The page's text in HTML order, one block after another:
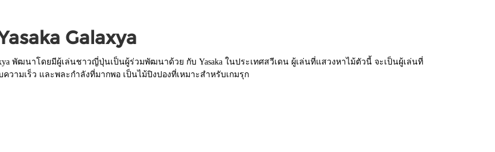
Galaxya
พัฒนาโดยมีผู้เล่นชาวญี่ปุ่นเป็นผู้ร่วมพัฒนาด้วย กับ Yasaka ในประเทศสวีเดน ผู้เล่นที่แสวงหาไม้ตัวนี้ จะเป็นผู้เล่นที่
ความเร็ว และพละกำลังที่มากพอ เป็นไม้ปิงปองที่เหมาะสำหรับเกมรุก